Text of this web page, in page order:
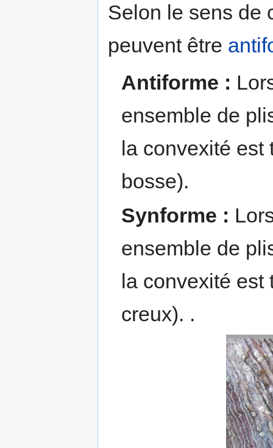
Selon le sens de
peuvent être
Antiforme :
ensemble de
la convexité
bosse).
Synforme :
ensemble de
la convexité est
creux). .